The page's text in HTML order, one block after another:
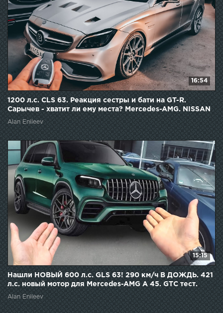
16:54
1200 л.с. CLS 63. Реакция сестры и бати на GT-R.
Сарычев - хватит ли ему места? Mercedes-AMG. NISSAN
Alan Enileev
15:15
Нашли НОВЫЙ 600 л.с. GLS 63! 290 км/ч В ДОЖДЬ. 421
л.с. новый мотор для Mercedes-AMG A 45. GTC тест.
Alan Enileev